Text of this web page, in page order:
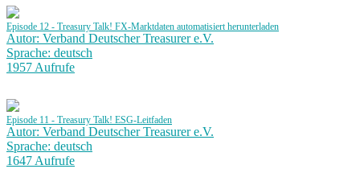
Episode 12 - Treasury Talk! FX-Marktdaten automatisiert herunterladen
Autor: Verband Deutscher Treasurer e.V.
Sprache: deutsch
1957 Aufrufe
Episode 11 - Treasury Talk! ESG-Leitfaden
Autor: Verband Deutscher Treasurer e.V.
Sprache: deutsch
1647 Aufrufe